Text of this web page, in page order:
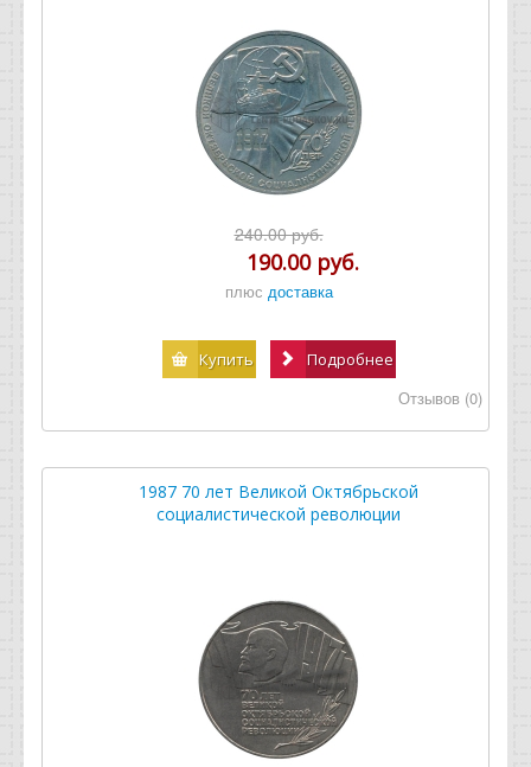
240.00 руб.
190.00 руб.
плюс доставка
Купить Подробнее
Отзывов (0)
1987 70 лет Великой Октябрьской
социалистической революции